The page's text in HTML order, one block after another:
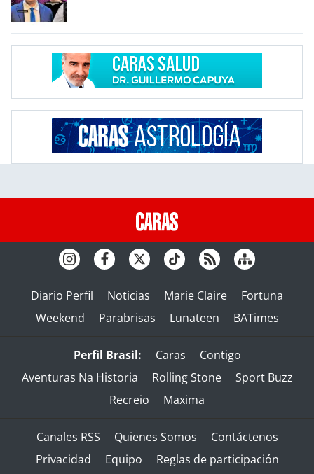
Diario Perfil Noticias Marie Claire
Fortuna
Weekend
Parabrisas Lunateen BATimes
Perfil Brasil: Caras
Contigo
Aventuras Na Historia
Rolling Stone
Sport Buzz
Recreio
Maxima
Canales RSS Quienes Somos
Contáctenos
Privacidad
Equipo
Reglas de participación